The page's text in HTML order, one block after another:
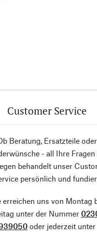
Customer Service
Beratung, Ersatzteile oder
- all Ihre Fragen
behandelt unser
persönlich und
erreichen uns von Montag
unter der Nummer
oder jederzeit unter